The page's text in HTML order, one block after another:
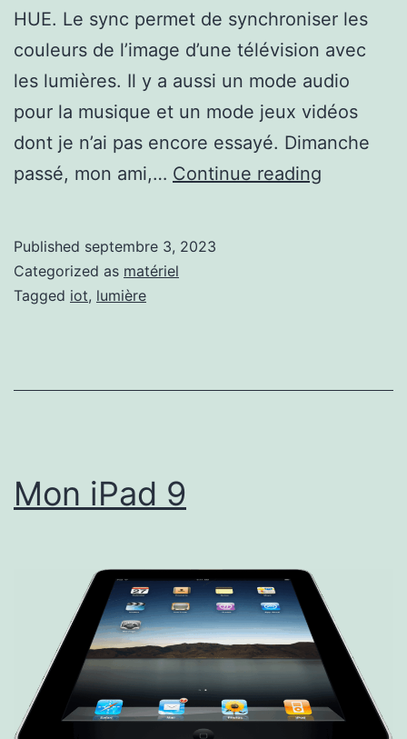
HUE. Le sync permet de synchroniser les
couleurs de l’image d’une télévision avec
les lumières. Il y a aussi un mode audio
pour la musique et un mode jeux vidéos
dont je n’ai pas encore essayé. Dimanche
passé, mon ami,… Continue reading
Published septembre 3, 2023
Categorized as matériel
Tagged iot, lumière
Mon iPad 9